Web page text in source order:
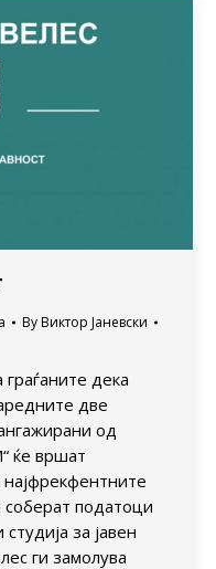
By Виктор Јаневски
дека
две
од
ќе вршат
соберат податоци
за јавен
ги замолува